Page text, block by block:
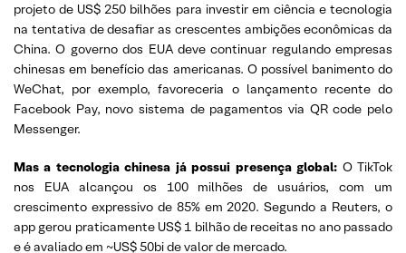
projeto de US$ 250 bilhões para investir em ciência e tecnologia
na tentativa de desafiar as crescentes ambições econômicas da
China. O governo dos EUA deve continuar regulando empresas
chinesas em benefício das americanas. O possível banimento do
WeChat, por exemplo, favoreceria o lançamento recente do
Facebook Pay, novo sistema de pagamentos via QR code pelo
Messenger.
Mas a tecnologia chinesa já possui presença global: O TikTok
nos EUA alcançou os 100 milhões de usuários, com um
crescimento expressivo de 85% em 2020. Segundo a Reuters, o
app gerou praticamente US$ 1 bilhão de receitas no ano passado
e é avaliado em ~US$ 50bi de valor de mercado.